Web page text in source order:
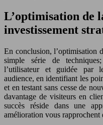
L’optimisation de
investissement
En conclusion, l’optimisation
simple série de
l’utilisateur et guidée par
audience, en identifiant les
et en testant sans cesse de
davantage de visiteurs en
succès réside dans une
amélioration vous